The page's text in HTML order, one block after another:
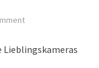
Lieblingskameras